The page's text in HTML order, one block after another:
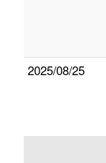
2025/08/25